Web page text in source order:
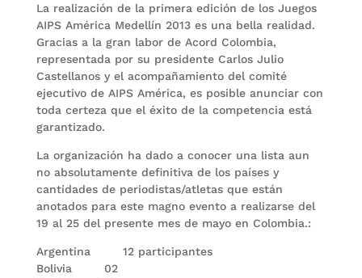
La realización de la primera edición de los Juegos
AIPS América Medellín 2013 es una bella realidad.
Gracias a la gran labor de Acord Colombia,
representada por su presidente Carlos Julio
Castellanos y el acompañamiento del comité
ejecutivo de AIPS América, es posible anunciar con
toda certeza que el éxito de la competencia está
garantizado.
La organización ha dado a conocer una lista aun
no absolutamente definitiva de los países y
cantidades de periodistas/atletas que están
anotados para este magno evento a realizarse del
19 al 25 del presente mes de mayo en Colombia.:
Argentina 12 participantes
Bolivia 02